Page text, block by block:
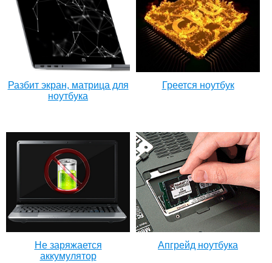
Разбит экран, матрица для
ноутбука
Греется ноутбук
Не заряжается
аккумулятор
Апгрейд ноутбука